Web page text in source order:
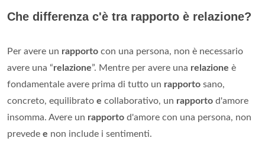
Che differenza c'è tra rapporto è relazione?
Per avere un rapporto con una persona, non è necessario
avere una “relazione”. Mentre per avere una relazione è
fondamentale avere prima di tutto un rapporto sano,
concreto, equilibrato e collaborativo, un rapporto d'amore
insomma. Avere un rapporto d'amore con una persona, non
prevede e non include i sentimenti.